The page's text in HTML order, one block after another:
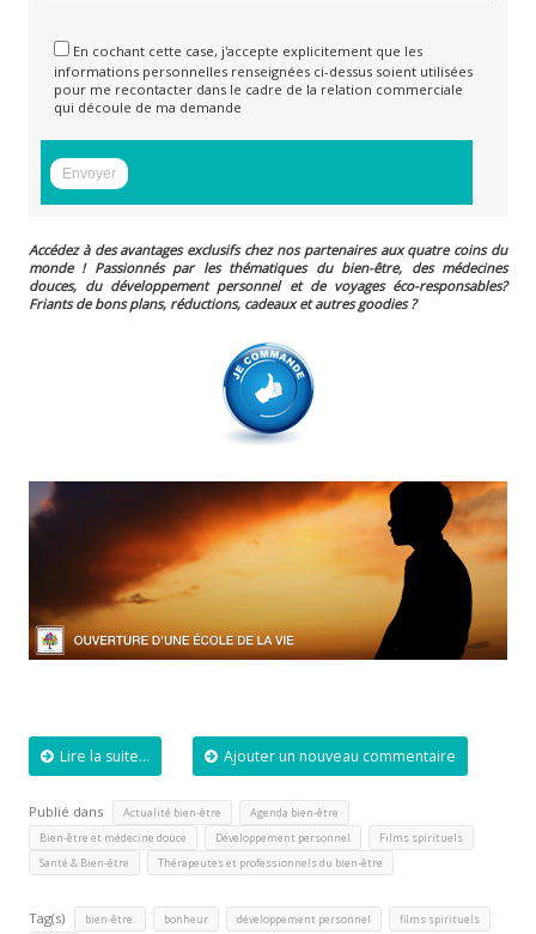
En cochant cette case, j'accepte explicitement que les
informations personnelles renseignées ci-dessus soient utilisées
pour me recontacter dans le cadre de la relation commerciale
qui découle de ma demande
Accédez à des avantages exclusifs chez nos partenaires aux quatre coins du
monde ! Passionnés par les thématiques du bien-être, des médecines
douces, du développement personnel et de voyages éco-responsables?
Friants de bons plans, réductions, cadeaux et autres goodies ?
Lire la suite... Ajouter un nouveau commentaire
Publié dans Actualité bien-être Agenda bien-être
Bien-être et médecine douce Développement personnel Films spirituels
Santé & Bien-être Thérapeutes et professionnels du bien-être
Tag(s) bien-être. bonheur développement personnel films spirituels